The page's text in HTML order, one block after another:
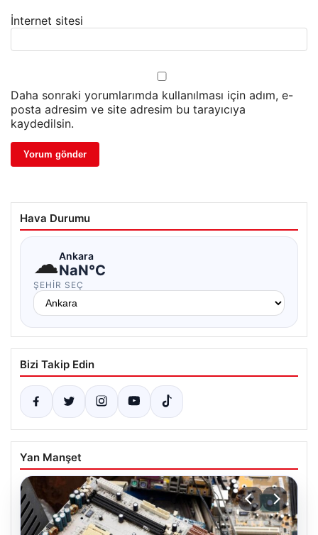
İnternet sitesi
Daha sonraki yorumlarımda kullanılması için adım, e-
posta adresim ve site adresim bu tarayıcıya
kaydedilsin.
Hava Durumu
☁Ankara
NaN°C
ŞEHIR SEÇ
Bizi Takip Edin
Yan Manşet